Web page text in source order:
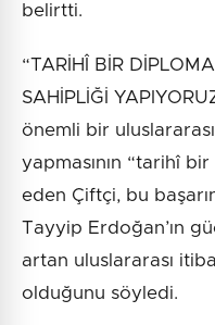
belirtti.
“TARİHÎ BİR
SAHİPLİĞİ
önemli bir
yapmasının “tarihî
eden Çiftçi, bu
Tayyip Erdoğan’ın
artan uluslararası
olduğunu söyledi.